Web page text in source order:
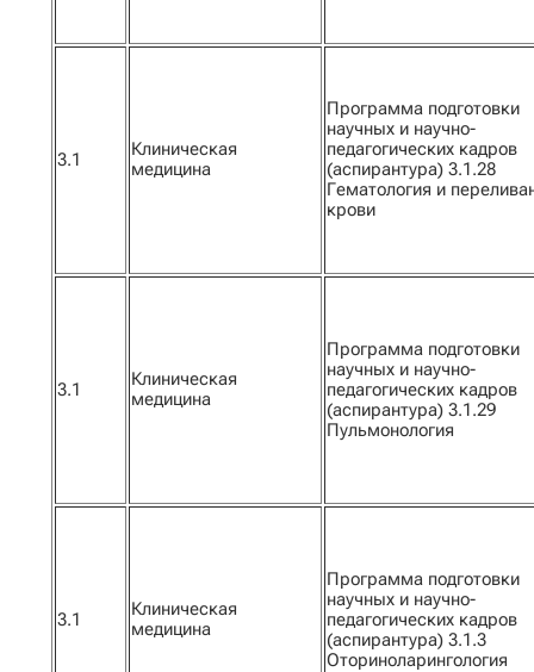
3.1
Клиническая
медицина
Программа подготовки
научных и научно-
педагогических кадров
(аспирантура) 3.1.28
Гематология и
крови
3.1
Клиническая
медицина
Программа подготовки
научных и научно-
педагогических кадров
(аспирантура) 3.1.29
Пульмонология
3.1
Клиническая
медицина
Программа подготовки
научных и научно-
педагогических кадров
(аспирантура) 3.1.3
Оториноларингология